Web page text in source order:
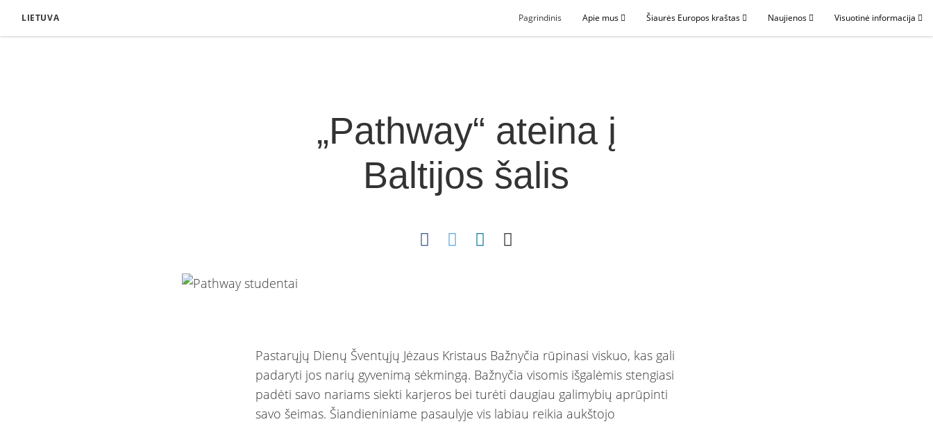
LIETUVA Pagrindinis Apie mus Šiaurės Europos kraštas Naujienos Visuotinė informacija
„Pathway“ ateina į
Baltijos šalis
Pastarųjų Dienų Šventųjų Jėzaus Kristaus Bažnyčia rūpinasi viskuo, kas gali
padaryti jos narių gyvenimą sėkmingą. Bažnyčia visomis išgalėmis stengiasi
padėti savo nariams siekti karjeros bei turėti daugiau galimybių aprūpinti
savo šeimas. Šiandieniniame pasaulyje vis labiau reikia aukštojo